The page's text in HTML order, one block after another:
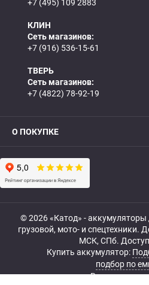
КЛИН
Сеть магазинов:
+7 (916) 536-15-61
ТВЕРЬ
Сеть магазинов:
+7 (4822) 78-92-19
О ПОКУПКЕ
© 2026 «Катод» -
грузовой, мото- и спецтехники.
МСК, СПб.
Купить аккумулятор:
подбор по
Все права